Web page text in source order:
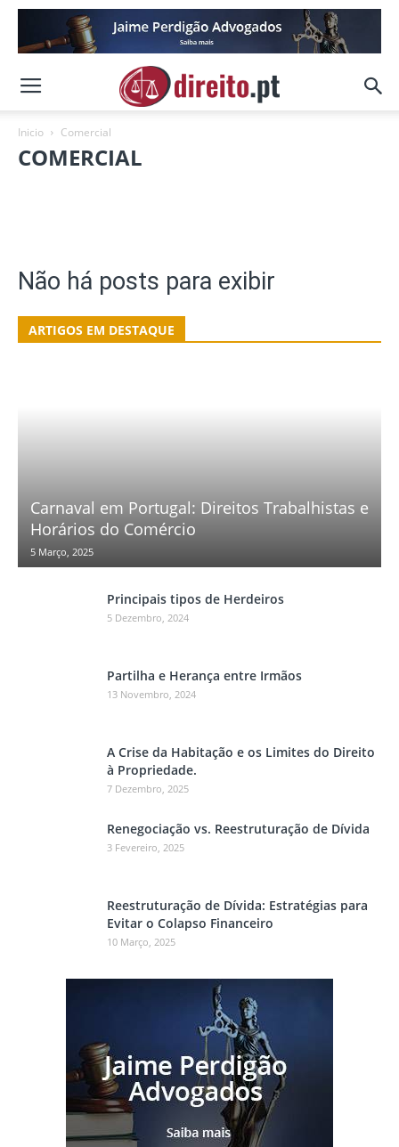
Inicio Comercial
COMERCIAL
Não há posts para exibir
ARTIGOS EM DESTAQUE
Carnaval em Portugal: Direitos Trabalhistas e
Horários do Comércio
5 Março, 2025
Principais tipos de Herdeiros
5 Dezembro, 2024
Partilha e Herança entre Irmãos
13 Novembro, 2024
A Crise da Habitação e os Limites do Direito
à Propriedade.
7 Dezembro, 2025
Renegociação vs. Reestruturação de Dívida
3 Fevereiro, 2025
Reestruturação de Dívida: Estratégias para
Evitar o Colapso Financeiro
10 Março, 2025